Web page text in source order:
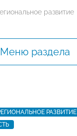
развитие
Меню раздела
РАЗВИТИЕ